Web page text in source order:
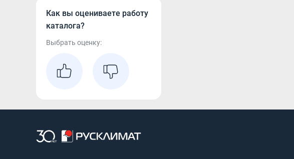
Как вы оцениваете работу
каталога?
Выбрать оценку: